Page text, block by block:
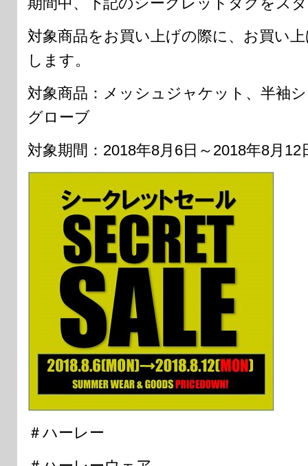
対象商品をお買い上げの際に、お買い
します。
対象商品：メッシュジャケット、半袖
グローブ
対象期間：2018年8月6日～2018年8月12
＃ハーレー